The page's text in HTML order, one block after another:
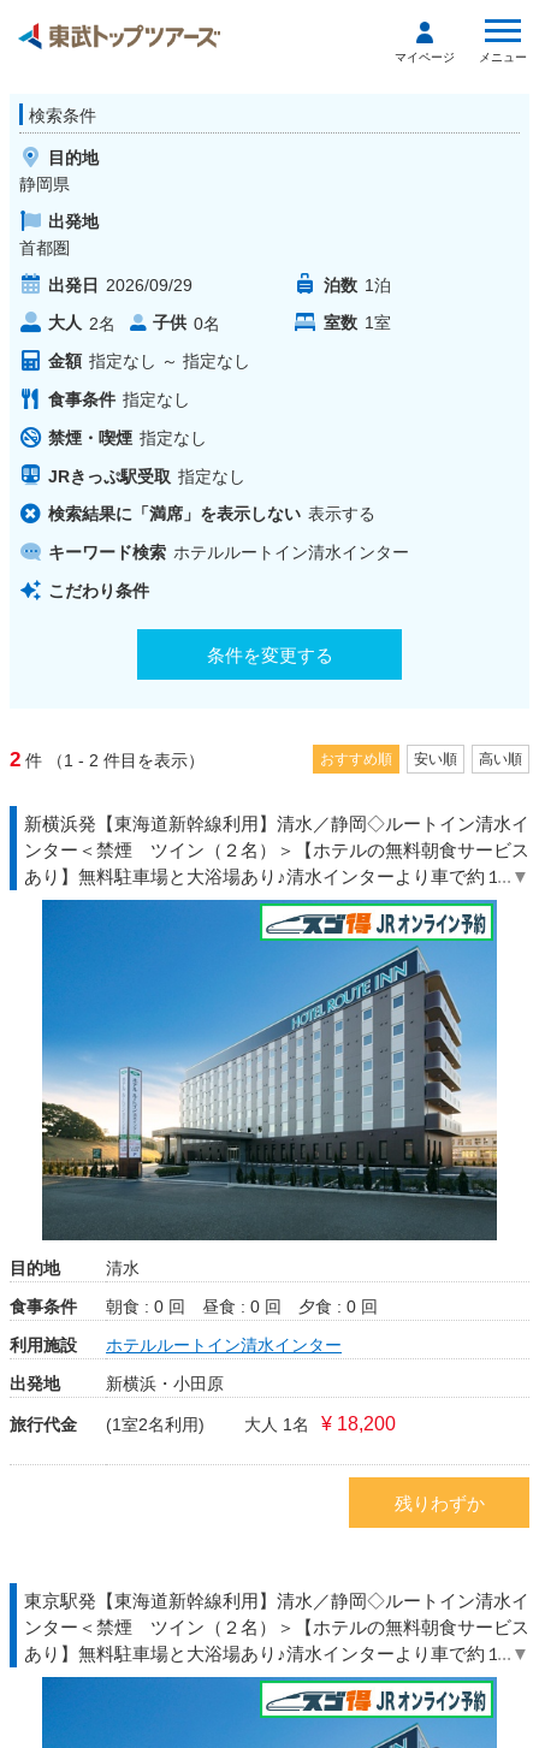
マイページ メニュー
検索条件
目的地
静岡県
出発地
首都圏
出発日 2026/09/29 泊数 1泊
大人 2名 子供 0名 室数 1室
金額 指定なし ～ 指定なし
食事条件 指定なし
禁煙・喫煙 指定なし
JRきっぷ駅受取 指定なし
検索結果に「満席」を表示しない 表示する
キーワード検索 ホテルルートイン清水インター
こだわり条件
条件を変更する
2 件 （1 - 2 件目を表示） おすすめ順 安い順 高い順
新横浜発【東海道新幹線利用】清水／静岡◇ルートイン清水イ
ンター＜禁煙 ツイン（２名）＞【ホテルの無料朝食サービス
あり】無料駐車場と大浴場あり♪清水インターより車で約１分
◆るるる◇ＪＲきっぷ駅受取
目的地
清水
食事条件
朝食 : 0 回 昼食 : 0 回
夕食 : 0 回
利用施設
ホテルルートイン清水インター
出発地
新横浜・小田原
旅行代金 (1室2名利用) 大人 1名 ¥ 18,200
残りわずか
東京駅発【東海道新幹線利用】清水／静岡◇ルートイン清水イ
ンター＜禁煙 ツイン（２名）＞【ホテルの無料朝食サービス
あり】無料駐車場と大浴場あり♪清水インターより車で約１分
◆るるる◇ＪＲきっぷ駅受取